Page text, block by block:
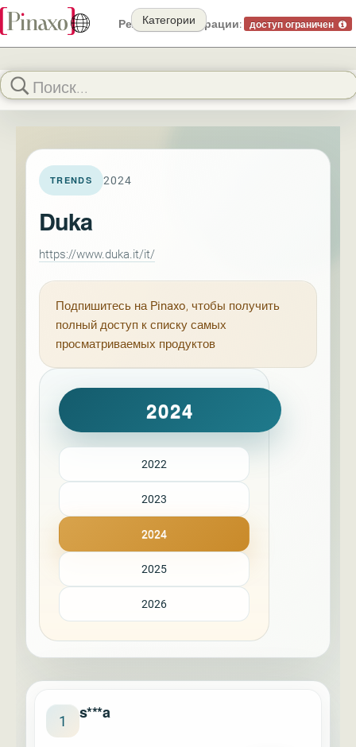
Режим демонстрации: доступ ограничен
Категории
TRENDS 2024
Duka
https://www.duka.it/it/
Подпишитесь на Pinaxo, чтобы получить
полный доступ к списку самых
просматриваемых продуктов
2024
2022
2023
2024
2025
2026
1 s***a